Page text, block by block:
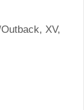
XV,